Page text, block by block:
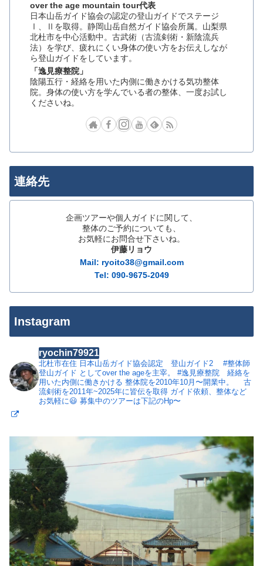
over the age mountain tour代表
日本山岳ガイド協会の認定の登山ガイドでステージ
Ⅰ、Ⅱを取得。静岡山岳自然ガイド協会所属。山梨県
北杜市を中心活動中。古武術（古流剣術・新陰流兵
法）を学び、疲れにくい身体の使い方をお伝えしなが
ら登山ガイドをしています。
「逸見療整院」
陰陽五行・経絡を用いた内側に働きかける気功整体
院。身体の使い方を学んでいる者の整体、一度お試し
くださいね。
連絡先
企画ツアーや個人ガイドに関して、
整体のご予約についても、
お気軽にお問合せ下さいね。
伊藤リョウ
Mail: ryoito38@gmail.com
Tel: 090-9675-2049
Instagram
ryochin79921
北杜市在住 日本山岳ガイド協会認定 登山ガイド2
#整体師
登山ガイド としてover the ageを主宰。
#逸見療整院 経絡を
用いた内側に働きかける 整体院を2010年10月〜開業中。
古
流剣術を2011年~2025年に皆伝を取得 ガイド依頼、整体など
お気軽に😃 募集中のツアーは下記のHp〜